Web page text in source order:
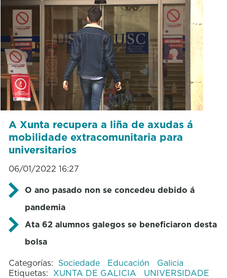
A Xunta recupera a liña de axudas á
mobilidade extracomunitaria para
universitarios
06/01/2022 16:27
O ano pasado non se concedeu debido á
pandemia
Ata 62 alumnos galegos se beneficiaron desta
bolsa
Categorías: Sociedade Educación
Galicia
Etiquetas: XUNTA DE GALICIA UNIVERSIDADE